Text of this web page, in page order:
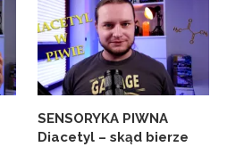
SENSORYKA PIWNA
Diacetyl – skąd bierze